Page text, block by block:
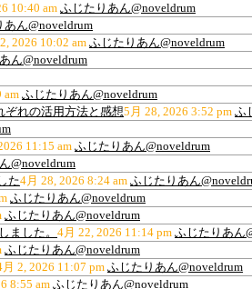
10:40 am ふじたりあん@noveldrum
あん@noveldrum
2026 10:02 am ふじたりあん@noveldrum
ん@noveldrum
am ふじたりあん@noveldrum
ぞれの活用方法と感想5月 28, 2026 3:52 pm ふ
11:15 am ふじたりあん@noveldrum
@noveldrum
た4月 28, 2026 8:24 am ふじたりあん
ふじたりあん@noveldrum
ふじたりあん@noveldrum
ました。 4月 22, 2026 11:14 pm ふじたりあん
ふじたりあん@noveldrum
月 2, 2026 11:07 pmふじたりあん@noveldrum
8:55 am ふじたりあん@noveldrum